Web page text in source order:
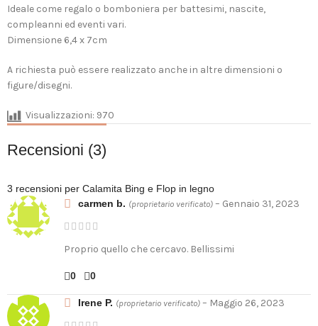
Ideale come regalo o bomboniera per battesimi, nascite,
compleanni ed eventi vari.
Dimensione 6,4 x 7cm
A richiesta può essere realizzato anche in altre dimensioni o
figure/disegni.
Visualizzazioni: 970
Recensioni (3)
3 recensioni per Calamita Bing e Flop in legno
carmen b. (proprietario verificato) – Gennaio 31, 2023
Proprio quello che cercavo. Bellissimi
0 0
Irene P. (proprietario verificato) – Maggio 26, 2023